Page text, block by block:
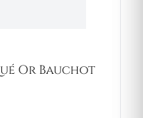
Or Bauchot